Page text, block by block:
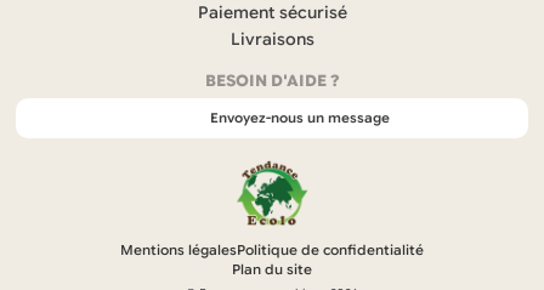
v
r
d
a
n
u
n
n
u
v
Paiement sécurisé
Livraisons
BESOIN D'AIDE ?
Envoyez-nous un message
Mentions légalesPolitique de confidentialité
Plan du site